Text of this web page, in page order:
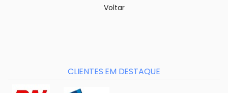
Voltar
CLIENTES EM DESTAQUE